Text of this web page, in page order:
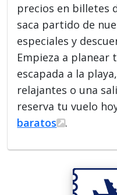
precios en billetes
saca partido de
especiales y
Empieza a planear
escapada a la
relajantes o una
reserva tu vuelo
baratos
.